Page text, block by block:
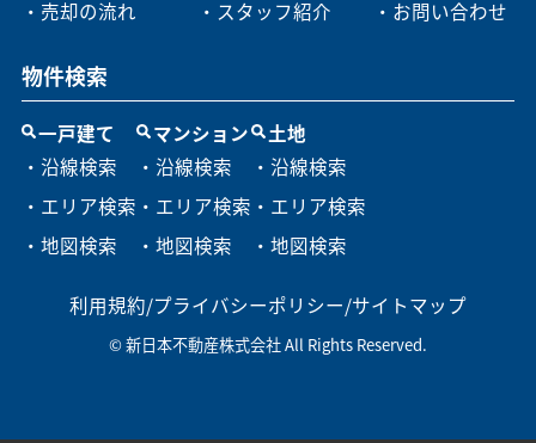
・売却の流れ
・スタッフ紹介
・お問い合わせ
物件検索
一戸建て
・沿線検索
・エリア検索
・地図検索
マンション
・沿線検索
・エリア検索
・地図検索
土地
・沿線検索
・エリア検索
・地図検索
利用規約/プライバシーポリシー/サイトマップ
© 新日本不動産株式会社 All Rights Reserved.